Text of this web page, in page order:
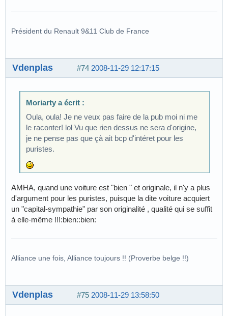
Président du Renault 9&11 Club de France
#74 2008-11-29 12:17:15
Vdenplas
Moriarty a écrit :
Oula, oula! Je ne veux pas faire de la pub moi ni me
le raconter! lol Vu que rien dessus ne sera d'origine,
je ne pense pas que çà ait bcp d'intéret pour les
puristes.
AMHA, quand une voiture est "bien " et originale, il n'y a plus
d'argument pour les puristes, puisque la dite voiture acquiert
un "capital-sympathie" par son originalité , qualité qui se suffit
à elle-même !!!:bien::bien:
Alliance une fois, Alliance toujours !! (Proverbe belge !!)
#75 2008-11-29 13:58:50
Vdenplas